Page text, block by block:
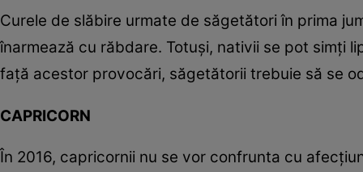
Curele de slăbire urmate de săgetători în prima
înarmează cu răbdare. Totuşi, nativii se pot simţi
faţă acestor provocări, săgetătorii trebuie să se
CAPRICORN
În 2016, capricornii nu se vor confrunta cu